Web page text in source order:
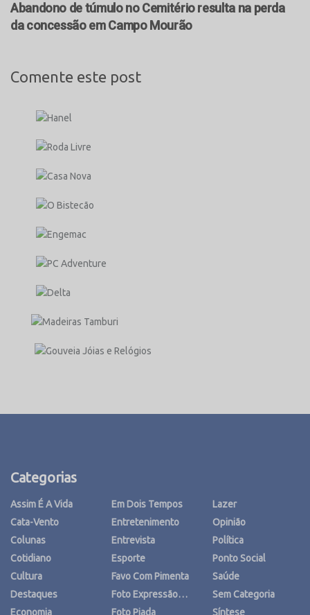
Abandono de túmulo no Cemitério resulta na perda
da concessão em Campo Mourão
Comente este post
Categorias
Assim É A Vida
Cata-Vento
Colunas
Cotidiano
Cultura
Destaques
Economia
Em Dois Tempos
Entretenimento
Entrevista
Esporte
Favo Com Pimenta
Foto Expressão…
Foto Piada
Lazer
Opinião
Política
Ponto Social
Saúde
Sem Categoria
Síntese